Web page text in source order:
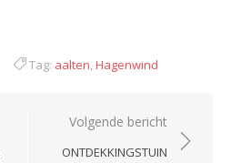
Tag: aalten,Hagenwind
Volgende bericht
ONTDEKKINGSTUIN